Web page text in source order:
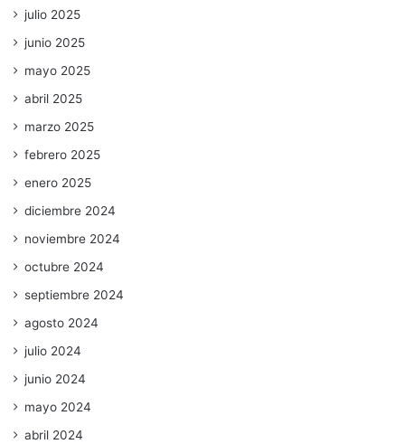
julio 2025
junio 2025
mayo 2025
abril 2025
marzo 2025
febrero 2025
enero 2025
diciembre 2024
noviembre 2024
octubre 2024
septiembre 2024
agosto 2024
julio 2024
junio 2024
mayo 2024
abril 2024